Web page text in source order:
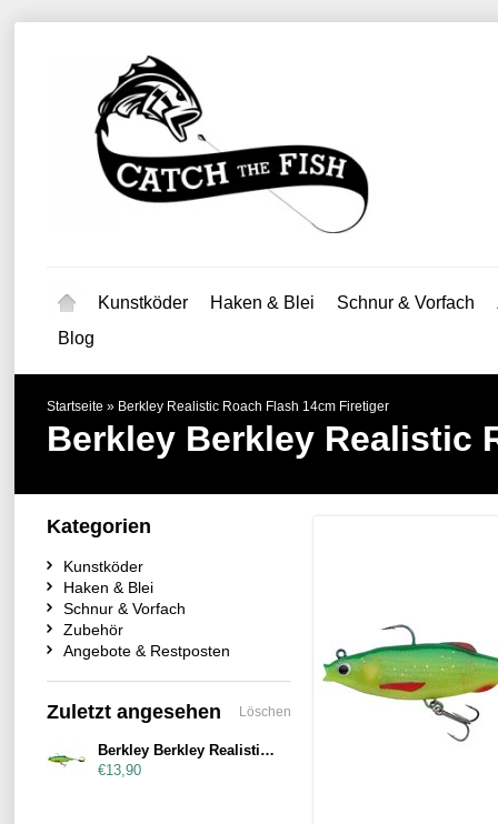
Kunstköder Haken & Blei Schnur & Vorfach
Blog
Startseite » Berkley Realistic Roach Flash 14cm Firetiger
Berkley Berkley Realistic
Kategorien
Kunstköder
Haken & Blei
Schnur & Vorfach
Zubehör
Angebote & Restposten
Zuletzt angesehen Löschen
Berkley Berkley Realistic Roach Flash 14cm Firetiger
€13,90